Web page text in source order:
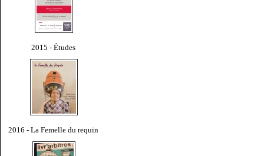
2015 - Études
2016 - La Femelle du requin